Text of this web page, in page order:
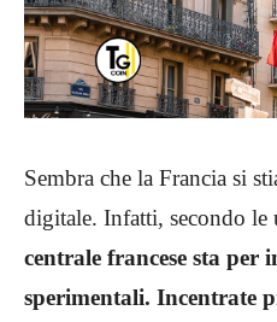
Sembra che la Francia si
digitale. Infatti, secondo le
centrale francese sta per
sperimentali. Incentrate